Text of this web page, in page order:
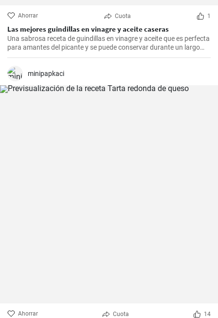
Ahorrar Cuota 1
Las mejores guindillas en vinagre y aceite caseras
Una sabrosa receta de guindillas en vinagre y aceite que es perfecta
para amantes del picante y se puede conservar durante un largo
periodo de tiempo.
minipapkaci
Ahorrar Cuota 14